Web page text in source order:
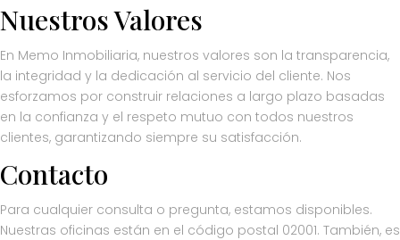
Nuestros Valores
En Memo Inmobiliaria, nuestros valores son la transparencia,
la integridad y la dedicación al servicio del cliente. Nos
esforzamos por construir relaciones a largo plazo basadas
en la confianza y el respeto mutuo con todos nuestros
clientes, garantizando siempre su satisfacción.
Contacto
Para cualquier consulta o pregunta, estamos disponibles.
Nuestras oficinas están en el código postal 02001. También, es